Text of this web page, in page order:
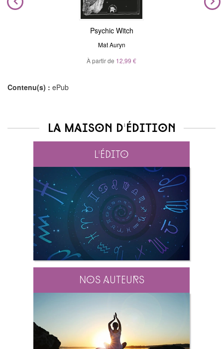
Psychic Witch
Mat Auryn
À partir de 12,99 €
Contenu(s) : ePub
La maison d'édition
L'édito
Nos auteurs